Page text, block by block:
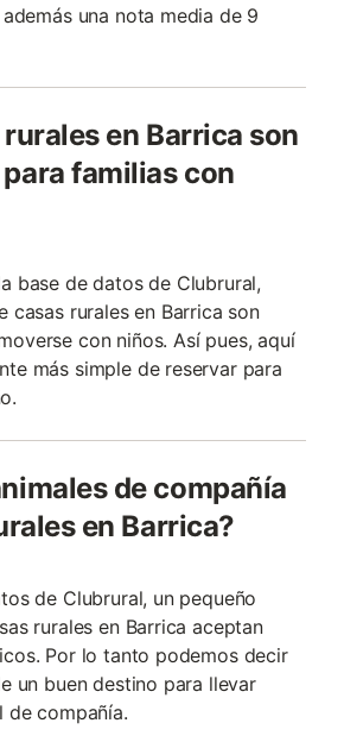
una nota media de 9
en Barrica son
familias con
base de datos de Clubrural,
casas rurales en Barrica son
con niños. Así pues, aquí
más simple de reservar para
de compañía
en Barrica?
de Clubrural, un pequeño
rurales en Barrica aceptan
Por lo tanto podemos decir
un buen destino para llevar
de compañía.